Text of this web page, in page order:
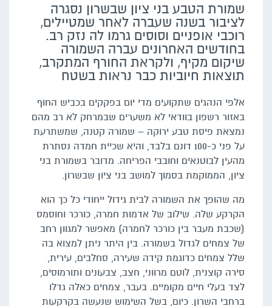
שמורת הטבע בני ציון שבשרון נסגרה
לציבור בשנה שעברה לאחר שמטיילים,
רוכבי אופניים וסוסים גרמו לה נזק רב.
בחודשים האחרונים עברה השמורה
שיקום מקיף, ולקראת החורף המתקרב,
תוצאות חיוביות כבר נראות בשטח
אלפי הנהגים שתקועים מדי יום בפקקים בכביש החוף
באזור רשפון בוודאי לא משערים שבמרחק לא רב מהם
נמצאת פיסת טבע ירוקה – שמורה קטנה, שמשתרעת
על פני כ-100 דונם בלבד, והיא שכיית חמדה נסתרת
מהעין לבוטנאים וחובבי הפריחה. מדובר בשמורת בני
ציון, הממוקמת בסמוך למושב בני ציון שבשרון.
מה שהופך את השמורה לבית גידול ייחודי כל כך הוא
הקרקע שלה. שילוב של אדמות חמרה, כורכר וחוסמס
(שכבת מעבר בין כורכר לחמרה) מאפשר למגוון רחב
של צמחים לגדול בשמורה. בין היתר ניתן למצוא בה
שלל צמחים כדוגמת קידה שעירה, סחלבים, עירית,
סירה קוצנית, לוטם מרווני, חצב, צבעונים ותורמוסים,
לצד בעלי חיים מקומיים. בעבר, צמחים כאלה גדלו
ברחבי השרון. כיום, בשל השימוש שנעשה בקרקעות